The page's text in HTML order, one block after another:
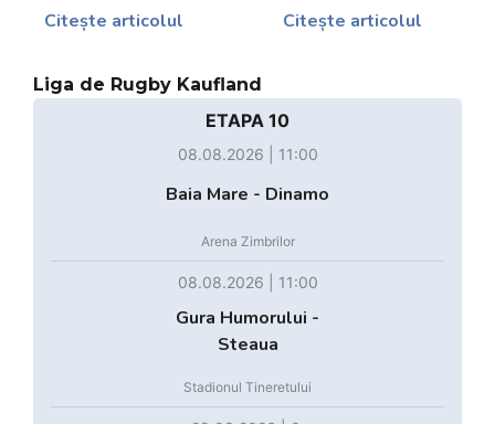
Citește articolul
Citește articolul
Liga de Rugby Kaufland
ETAPA 10
08.08.2026 | 11:00
Baia Mare - Dinamo
Arena Zimbrilor
08.08.2026 | 11:00
Gura Humorului -
Steaua
Stadionul Tineretului